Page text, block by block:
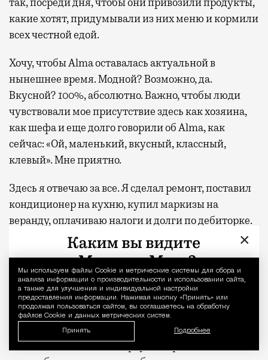
Уведомление
Мы используем файлы Сookie и метрические системы для сбора и
анализа информации о производительности и использовании сайта,
а также для улучшения и индивидуальной настройки
предоставления информации. Нажимая кнопку «Принять» или
продолжая пользоваться сайтом, вы соглашаетесь на обработку
файлов Cookie и данных метрических систем.
Принять Подробнее
какие хотят, придумывали из них меню и кормили
всех честной едой.
Хочу, чтобы Alma оставалась актуальной в
нынешнее время. Модной? Возможно, да.
Вкусной? 100%, абсолютно. Важно, чтобы люди
чувствовали мое присутствие здесь как хозяина,
как шефа и еще долго говорили об Alma, как
сейчас: «Ой, маленький, вкусный, классный,
клевый». Мне приятно.
Здесь я отвечаю за все. Я сделал ремонт, поставил
кондиционер на кухню, купил маркизы на
веранду, оплачиваю налоги и долги по дебиторке.
Вот принял доставку пива, сходил за наличными
для зарплаты, в «Озоне» что-то заказал, написал
контент-план эсэмэмщика — такие вот будни. И
мне это нравится! Я не зря когда-то нефти
предпочел работу в ресторане, у меня это
получается.
Я доволен, свободен в первую очередь. Конечно,
×